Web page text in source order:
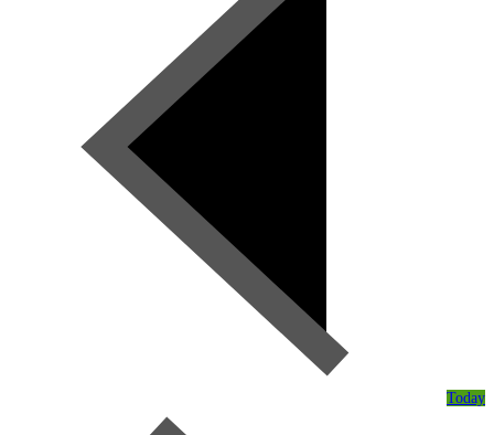
Today